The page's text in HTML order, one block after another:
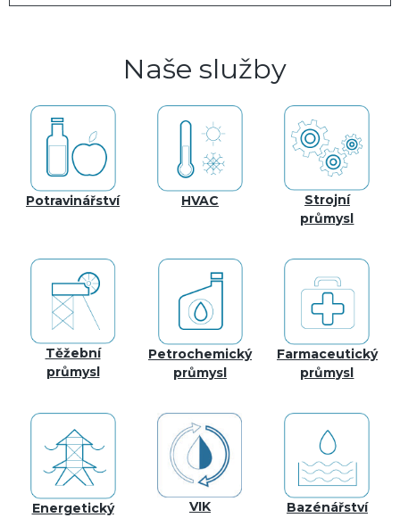
Naše služby
Potravinářství HVAC
Strojní
průmysl
Těžební
průmysl
Petrochemický
průmysl
Farmaceutický
průmysl
Energetický
VIK Bazénářství